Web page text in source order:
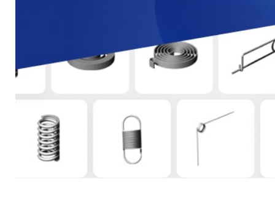
Beratung, Berechnung
und Herstellung von
Federn